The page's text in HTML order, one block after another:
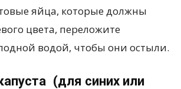
яйца, которые должны
цвета, переложите
водой, чтобы они остыли.
(для синих или